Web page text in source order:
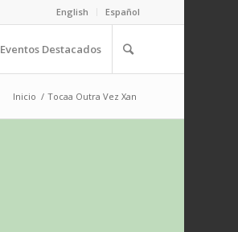
English Español
Eventos Destacados
Inicio / Tocaa Outra Vez Xan